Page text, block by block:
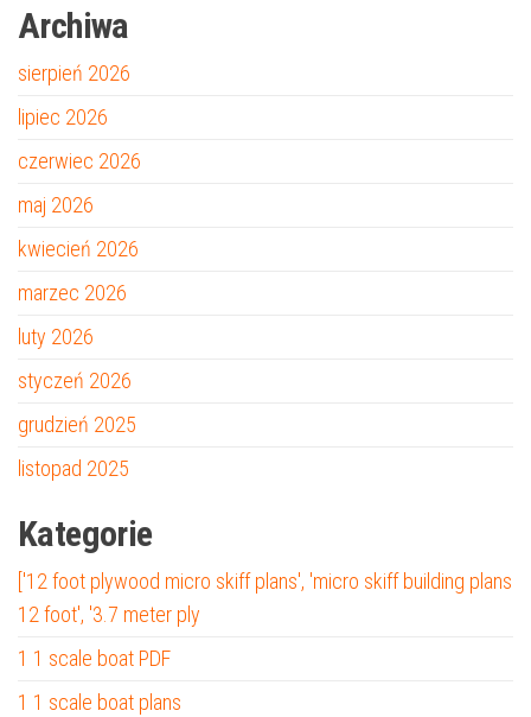
Archiwa
sierpień 2026
lipiec 2026
czerwiec 2026
maj 2026
kwiecień 2026
marzec 2026
luty 2026
styczeń 2026
grudzień 2025
listopad 2025
Kategorie
['12 foot plywood micro skiff plans', 'micro skiff building plans
12 foot', '3.7 meter ply
1 1 scale boat PDF
1 1 scale boat plans